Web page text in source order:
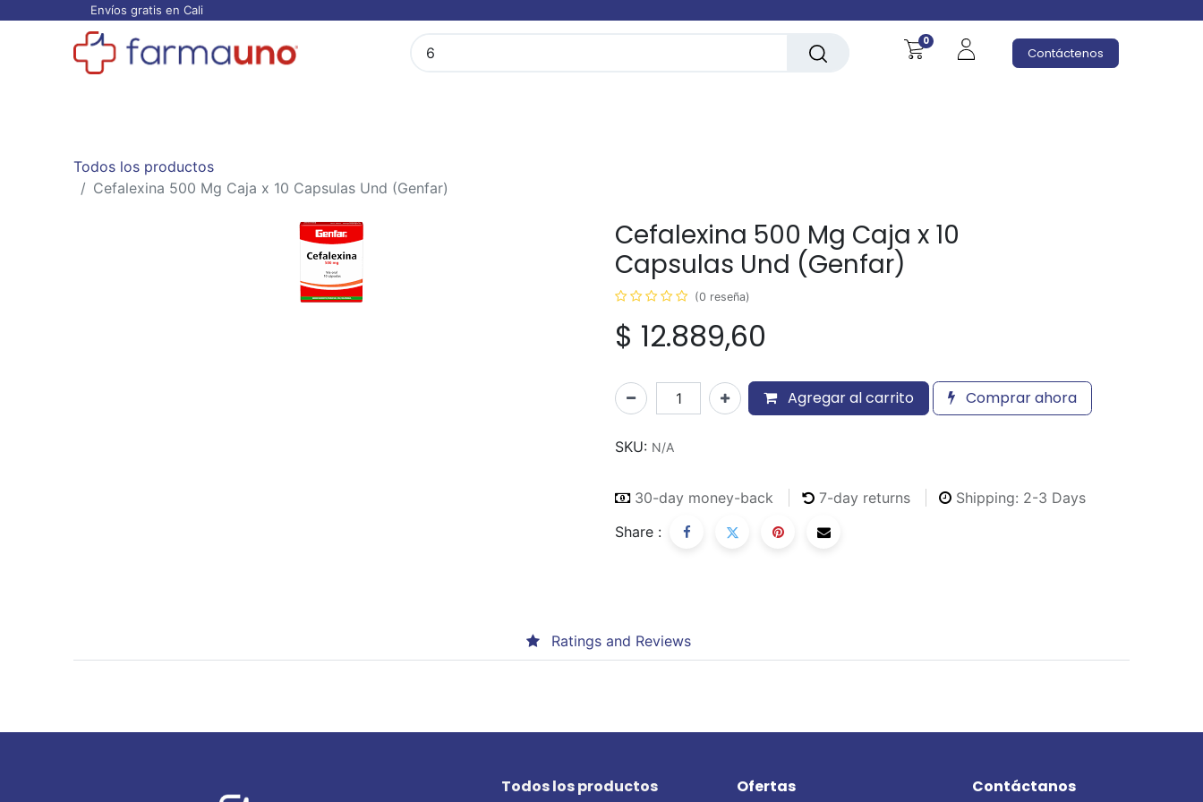
Envíos gratis en Cali
0
Contáctenos
Todos los productos
Cefalexina 500 Mg Caja x 10 Capsulas Und (Genfar)
Cefalexina 500 Mg Caja x 10
Capsulas Und (Genfar)
(0 reseña)
$ 12.889,60
Agregar al carrito Comprar ahora
SKU: N/A
30-day money-back 7-day returns
Shipping: 2-3 Days
Share :
Ratings and Reviews
Todos los productos Ofertas Contáctanos